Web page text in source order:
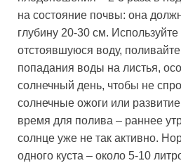
на состояние почвы: она
глубину 20-30 см.
отстоявшуюся воду,
попадания воды на листья,
солнечный день, чтобы не
солнечные ожоги или
время для полива – раннее
солнце уже не так активно.
одного куста – около 5-10